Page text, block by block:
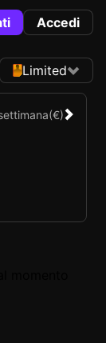
Accedi
Limited
(€)